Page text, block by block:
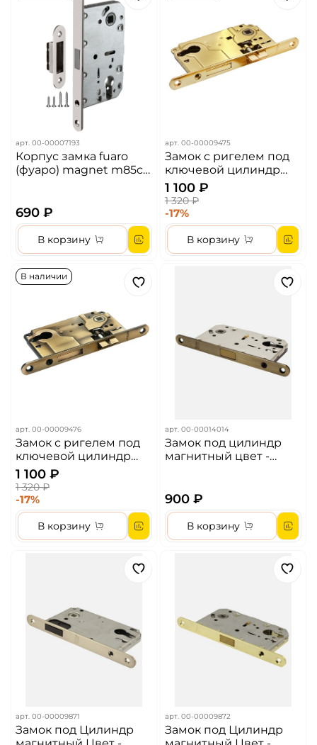
арт. 00-00007193
Корпус замка fuaro
(фуаро) magnet m85c-
690 ₽
В корзину
арт. 00-00009475
Замок с ригелем под
ключевой цилиндр
MORELLI L1885 PG Цвет
– Золото
1 100 ₽
1 320 ₽
-17%
В корзину
В наличии
арт. 00-00009476
Замок с ригелем под
ключевой цилиндр
MORELLI L1885 AB Цвет
– Бронза
1 100 ₽
1 320 ₽
-17%
В корзину
арт. 00-00014014
Замок под цилиндр
магнитный цвет -
900 ₽
В корзину
арт. 00-00009871
Замок под Цилиндр
арт. 00-00009872
Замок под Цилиндр